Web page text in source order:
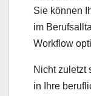
Sie können
im
Workflow
Nicht zuletzt
in Ihre